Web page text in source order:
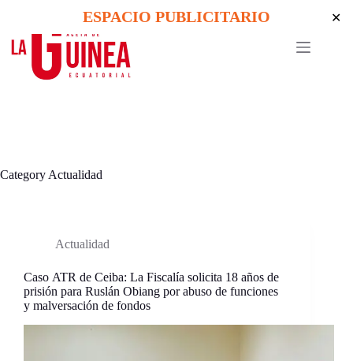
content
ESPACIO PUBLICITARIO ✕
Category Actualidad
Actualidad
Caso ATR de Ceiba: La Fiscalía solicita 18 años de
prisión para Ruslán Obiang por abuso de funciones
y malversación de fondos